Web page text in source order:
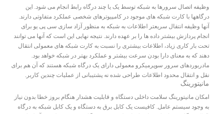
وظیفه اتصال سرورها به شبکه توسط یک یا چند درگاه رابط انجام می شود. این
درگاهها با کارت شبکه های موجود در کامپیوترهای شخصی عملکرد متفاوتی دارند.
آنها وظیفه انتقال سریعتر اطلاعات به شبکه به منظور آزاد سازی سی پی یو برای
انجام پردازش بیشتر داده ها را بر عهده دارند. نتیجه نهایی این است که آنها می توانند
تحت بار کاری زیاد، اطلاعات بیشتری را نسبت به کارت شبکه های معمولی انتقال
دهند که به معنای دارا بودن سرعت بیشتر و عملکرد بهتر در شبکه خواهد بود.
مادربوردهای سرور سوپرمیکرو معمولی دارای یک درگاه شبکه هستند که آن هم برای
نقل و انتقال محدود اطلاعات طراحی شده نه پشتیبانی از عملیات چندین کاربر.
مانیتورینگ
امکان مانیتورینگ سلامت داخلی دستگاه و قابلیت هشدار هنگام بروز خطا بدون نیاز
به وجود سیستم عامل. کافیست یک کابل برق به دستگاه و یک کابل شبکه به درگاه